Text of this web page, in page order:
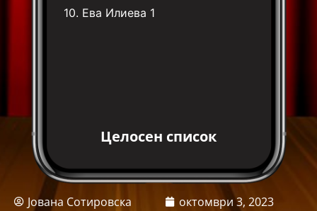
10. Ева Илиева 1
Целосен список
Јована Сотировска октомври 3, 2023